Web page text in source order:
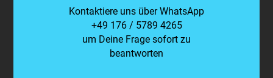
Kontaktiere uns über WhatsApp
+49 176 / 5789 4265
um Deine Frage sofort zu
beantworten